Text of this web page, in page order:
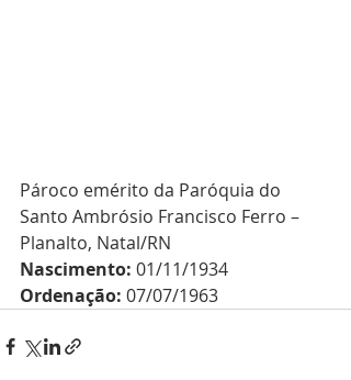
Pároco emérito da Paróquia do
Santo Ambrósio Francisco Ferro –
Planalto, Natal/RN
Nascimento: 01/11/1934
Ordenação: 07/07/1963